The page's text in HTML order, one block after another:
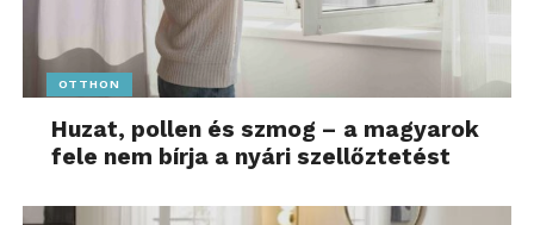
OTTHON
Huzat, pollen és szmog – a magyarok
fele nem bírja a nyári szellőztetést